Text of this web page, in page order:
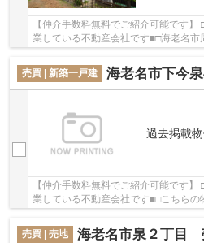
【仲介手数料無料でご紹介可能です
業している不動産会社です■□海老名
売買 | 新築一戸建
海老名市下今泉4丁目 新築
過去掲載
【仲介手数料無料でご紹介可能です
業している不動産会社です■□こちら
売買 | 売地
海老名市泉２丁目 売地 全１